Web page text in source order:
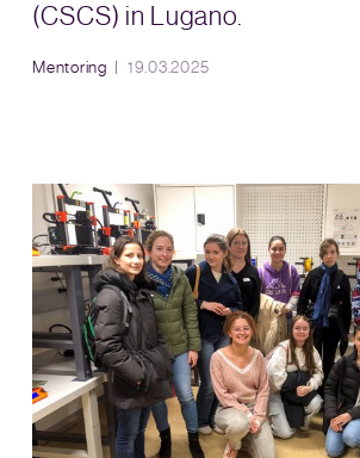
(CSCS) in Lugano.
Mentoring 19.03.2025